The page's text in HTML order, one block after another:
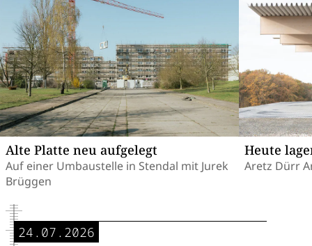
Alte Platte neu aufgelegt
Auf einer Umbaustelle in Stendal mit Jurek
Brüggen
Heute
Aretz Dürr
24.07.2026